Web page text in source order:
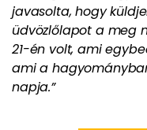
javasolta, hogy
üdvözlőlapot a meg
21-én volt, ami
ami a
napja.”